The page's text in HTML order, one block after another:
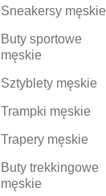
Sneakersy męskie
Buty sportowe
męskie
Sztyblety męskie
Trampki męskie
Trapery męskie
Buty trekkingowe
męskie